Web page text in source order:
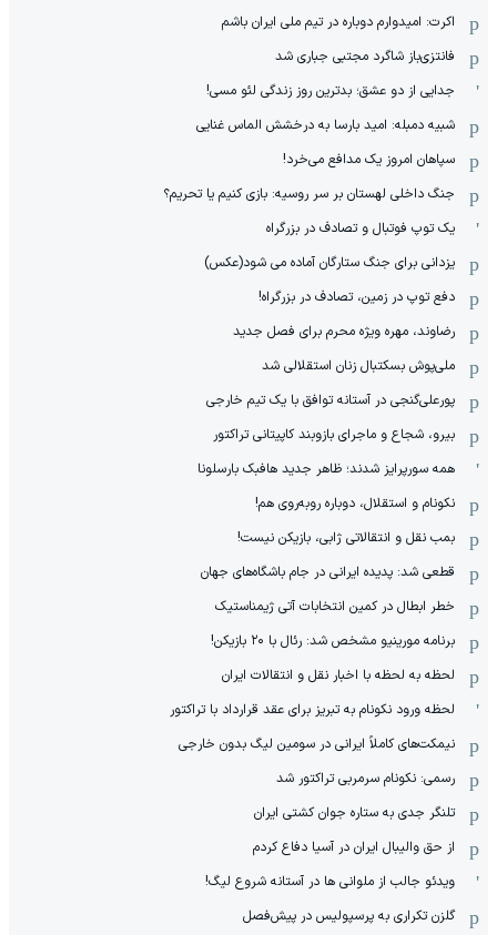
اکرت: امیدوارم دوباره در تیم ملی ایران باشم
فانتزی‌باز شاگرد مجتبی جباری شد
جدایی از دو عشق؛ بدترین روز زندگی لئو مسی!
شبیه دمبله: امید بارسا به درخشش الماس غنایی
سپاهان امروز یک مدافع می‌خرد!
جنگ داخلی لهستان بر سر روسیه: بازی کنیم یا تحریم؟
یک توپ فوتبال و تصادف در بزرگراه
یزدانی برای جنگ ستارگان آماده می شود(عکس)
دفع توپ در زمین، تصادف در بزرگراه!
رضاوند، مهره ویژه محرم برای فصل جدید
ملی‌پوش بسکتبال زنان استقلالی شد
پورعلی‌گنجی در آستانه توافق با یک تیم خارجی
بیرو، شجاع و ماجرای بازوبند کاپیتانی تراکتور
همه سورپرایز شدند؛ ظاهر جدید هافبک بارسلونا
نکونام و استقلال، دوباره روبه‌روی هم!
بمب نقل و انتقالاتی ژابی، بازیکن نیست!
قطعی شد: پدیده ایرانی در جام باشگاه‌های جهان
خطر ابطال در کمین انتخابات آتی ژیمناستیک
برنامه مورینیو مشخص شد: رئال با ۲۰ بازیکن!
لحظه به لحظه با اخبار نقل و انتقالات ایران
لحظه ورود نکونام به تبریز برای عقد قرارداد با تراکتور
نیمکت‌های کاملاً ایرانی در سومین لیگ بدون خارجی
رسمی: نکونام سرمربی تراکتور شد
تلنگر جدی به ستاره جوان کشتی ایران
از حق والیبال ایران در آسیا دفاع کردم
ویدئو جالب از ملوانی ها در آستانه شروع لیگ!
گلزن تکراری به پرسپولیس در پیش‌فصل